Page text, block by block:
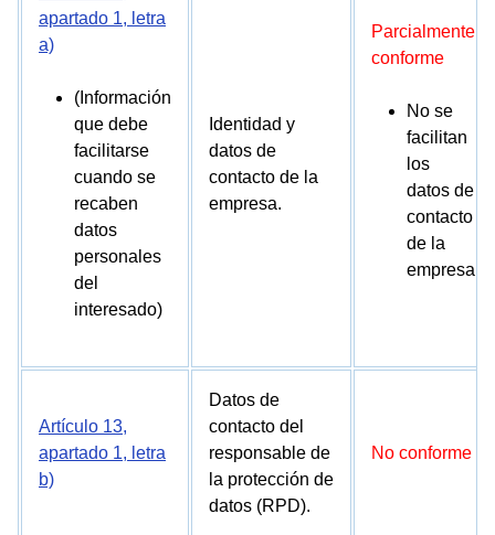
apartado 1, letra
a)
(Información
que debe
facilitarse
cuando se
recaben
datos
personales
del
interesado)
Identidad y
datos de
contacto de la
empresa.
Parcialmente
conforme
No se
facilitan
los
datos de
contacto
de la
empresa
Artículo 13,
apartado 1, letra
b)
Datos de
contacto del
responsable de
la protección de
datos (RPD).
No conforme